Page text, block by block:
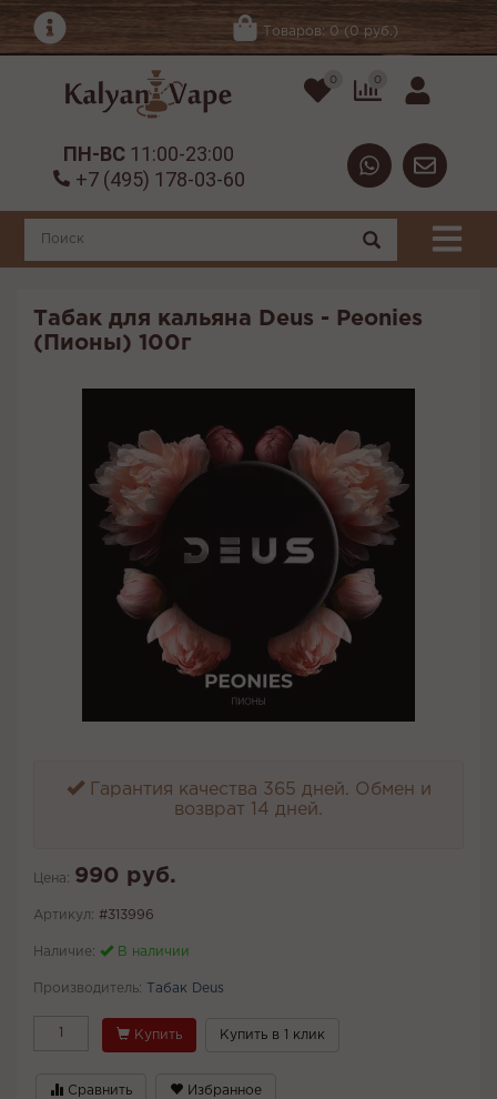
Товаров: 0 (0 руб.)
0 0
ПН-ВС 11:00-23:00
+7 (495) 178-03-60
Табак для кальяна Deus - Peonies
(Пионы) 100г
Гарантия качества 365 дней. Обмен и
возврат 14 дней.
Цена: 990 руб.
Артикул: #313996
Наличие: В наличии
Производитель: Табак Deus
Купить Купить в 1 клик
Сравнить Избранное